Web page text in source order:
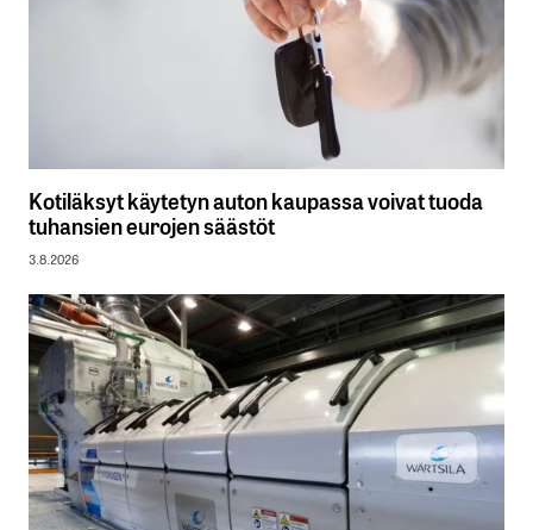
Kotiläksyt käytetyn auton kaupassa voivat tuoda
tuhansien eurojen säästöt
3.8.2026